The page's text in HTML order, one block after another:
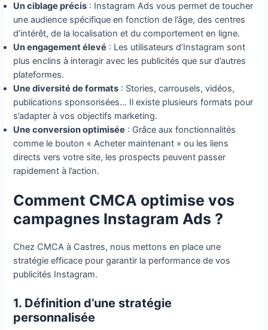
Un ciblage précis : Instagram Ads vous permet de toucher
une audience spécifique en fonction de l’âge, des centres
d’intérêt, de la localisation et du comportement en ligne.
Un engagement élevé : Les utilisateurs d’Instagram sont
plus enclins à interagir avec les publicités que sur d’autres
plateformes.
Une diversité de formats : Stories, carrousels, vidéos,
publications sponsorisées… Il existe plusieurs formats pour
s’adapter à vos objectifs marketing.
Une conversion optimisée : Grâce aux fonctionnalités
comme le bouton « Acheter maintenant » ou les liens
directs vers votre site, les prospects peuvent passer
rapidement à l’action.
Comment CMCA optimise vos
campagnes Instagram Ads ?
Chez CMCA à Castres, nous mettons en place une
stratégie efficace pour garantir la performance de vos
publicités Instagram.
1. Définition d’une stratégie
personnalisée